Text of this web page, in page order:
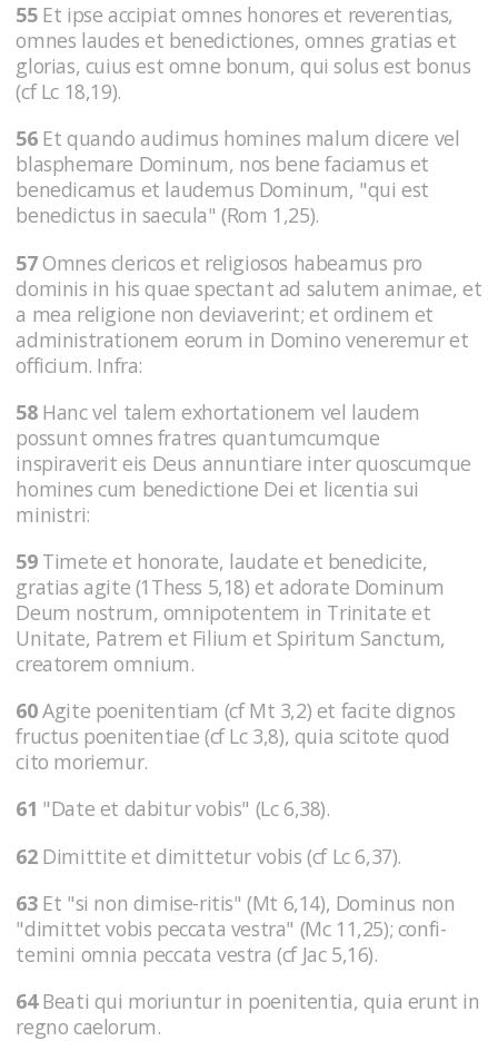
55Et ipse accipiat omnes honores et reverentias,
omnes laudes et benedictiones, omnes gratias et
glorias, cuius est omne bonum, qui solus est bonus
(cf Lc 18,19).
56Et quando audimus homines malum dicere vel
blasphemare Dominum, nos bene faciamus et
benedicamus et laudemus Dominum, "qui est
benedictus in saecula" (Rom 1,25).
57Omnes clericos et religiosos habeamus pro
dominis in his quae spectant ad salutem animae, et
a mea religione non deviaverint; et ordinem et
administrationem eorum in Domino veneremur et
officium. Infra:
58Hanc vel talem exhortationem vel laudem
possunt omnes fratres quantumcumque
inspiraverit eis Deus annuntiare inter quoscumque
homines cum benedictione Dei et licentia sui
ministri:
59Timete et honorate, laudate et benedicite,
gratias agite (1Thess 5,18) et adorate Dominum
Deum nostrum, omnipotentem in Trinitate et
Unitate, Patrem et Filium et Spiritum Sanctum,
creatorem omnium.
60Agite poenitentiam (cf Mt 3,2) et facite dignos
fructus poenitentiae (cf Lc 3,8), quia scitote quod
cito moriemur.
61 "Date et dabitur vobis" (Lc 6,38).
62Dimittite et dimittetur vobis (cf Lc 6,37).
63Et "si non dimise-ritis" (Mt 6,14), Dominus non
"dimittet vobis peccata vestra" (Mc 11,25); confi-
temini omnia peccata vestra (cf Jac 5,16).
64Beati qui moriuntur in poenitentia, quia erunt in
regno caelorum.